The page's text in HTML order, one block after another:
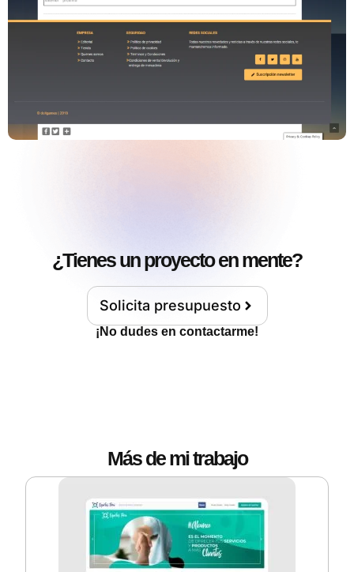
¿Tienes un proyecto en mente?
Solicita presupuesto
¡No dudes en contactarme!
Más de mi trabajo